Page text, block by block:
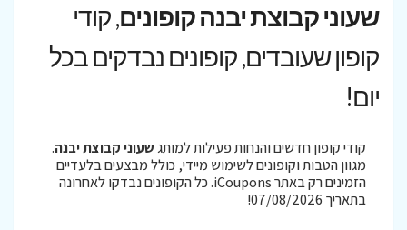
שעוני קבוצת יבנה קופונים, קודי
קופון שעובדים, קופונים נבדקים בכל
יום!
קודי קופון חדשים והנחות פעילות למותגשעוני קבוצת יבנה.
מגוון הטבות וקופונים לשימוש מיידי, כולל מבצעים בלעדיים
הזמינים רק באתר iCoupons. כל הקופונים נבדקו לאחרונה
בתאריך 07/08/2026!